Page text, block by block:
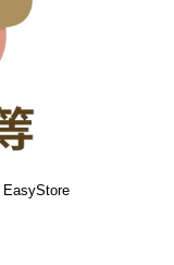
EasyStore